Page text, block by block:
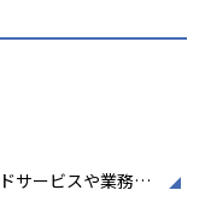
、様々なバックグ
に活かすことが
中心メンバーとし
サービスや業務支